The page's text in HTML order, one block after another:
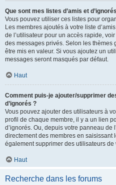
Que sont mes listes d’amis et
Vous pouvez utiliser ces listes pour
Les membres ajoutés à votre liste
de l’utilisateur pour un accès rapide,
des messages privés. Selon les
être mis en valeur. Si vous ajoutez un
messages seront masqués par défaut.
Haut
Comment puis-je ajouter/supprimer
d’ignorés ?
Vous pouvez ajouter des utilisateurs à
profil de chaque membre, il y a un lien
d’ignorés. Ou, depuis votre panneau de
directement des membres en saisissant
également supprimer des utilisateurs
Haut
Recherche dans les forums